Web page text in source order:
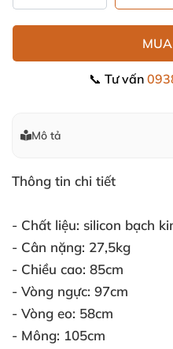
📞 Tư vấn
Mô tả
Thông tin chi tiết
- Chất liệu: silicon bạch
- Cân nặng: 27,5kg
- Chiều cao: 85cm
- Vòng ngực: 97cm
- Vòng eo: 58cm
- Mông: 105cm